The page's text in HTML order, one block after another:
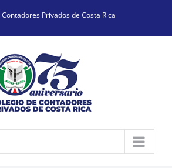
Privados de Costa Rica